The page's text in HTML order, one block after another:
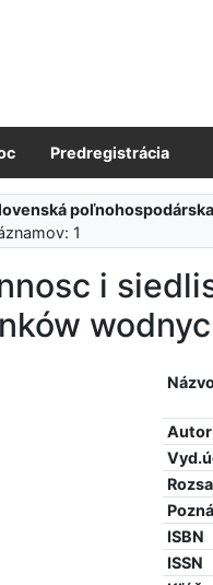
Predregistrácia
1
i
ISBN
ISSN